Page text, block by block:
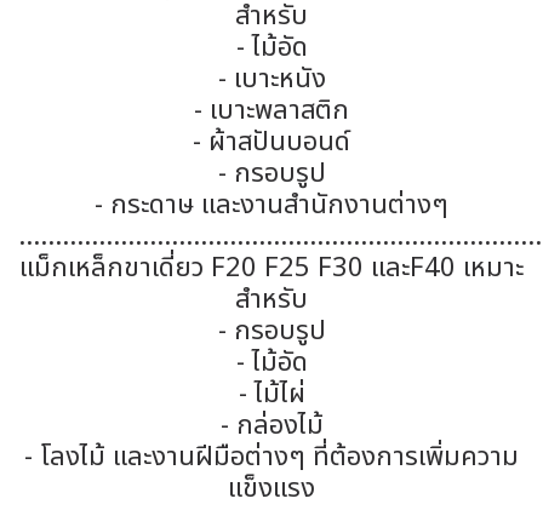
สำหรับ
- ไม้อัด
- เบาะหนัง
- เบาะพลาสติก
- ผ้าสปันบอนด์
- กรอบรูป
- กระดาษ และงานสำนักงานต่างๆ
แม็กเหล็กขาเดี่ยว F20 F25 F30 และF40 เหมาะ
สำหรับ
- กรอบรูป
- ไม้อัด
- ไม้ไผ่
- กล่องไม้
- โลงไม้ และงานฝีมือต่างๆ ที่ต้องการเพิ่มความ
แข็งแรง